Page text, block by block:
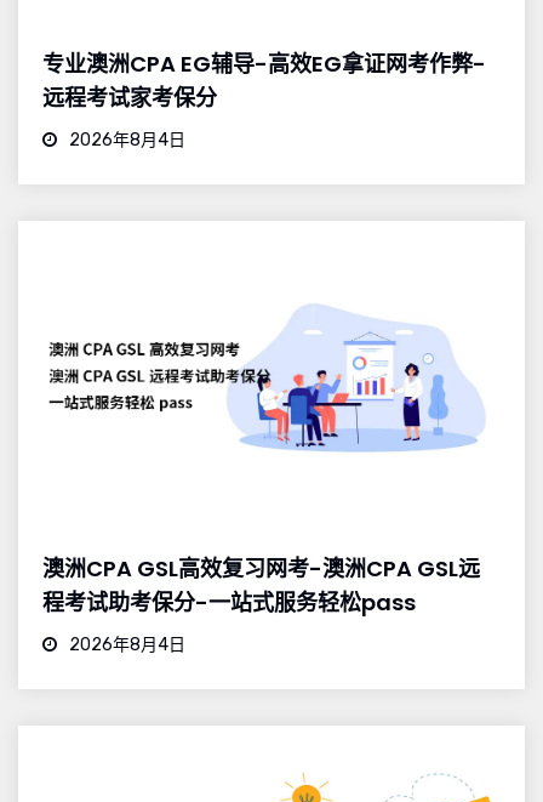
专业澳洲CPA EG辅导-高效EG拿证网考作弊-
远程考试家考保分
2026年8月4日
澳洲CPA GSL高效复习网考-澳洲CPA GSL远
程考试助考保分-一站式服务轻松pass
2026年8月4日